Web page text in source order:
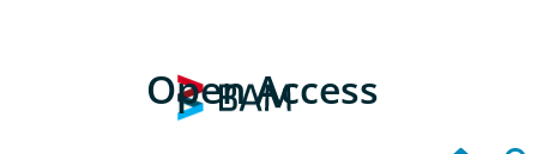
Open Access